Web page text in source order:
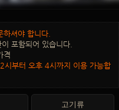
셔야 합니다.
포함되어 있습니다.
격
시부터 오후 4시까지 이용 가능합
고기류